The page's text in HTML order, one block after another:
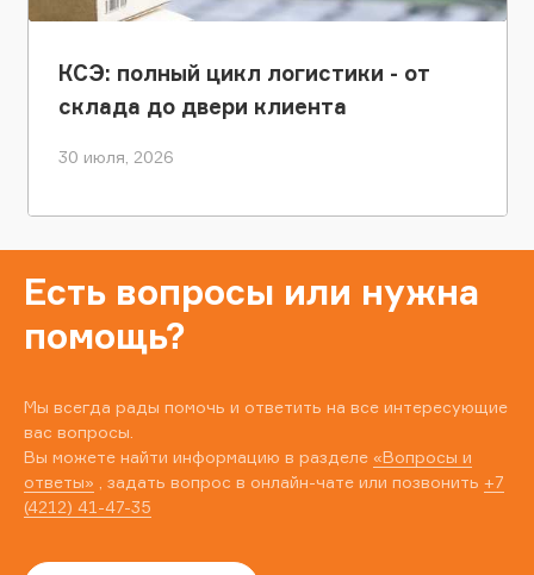
КСЭ: полный цикл логистики - от
склада до двери клиента
30 июля, 2026
Есть вопросы или нужна
помощь?
Мы всегда рады помочь и ответить на все интересующие
вас вопросы.
Вы можете найти информацию в разделе «Вопросы и
ответы» , задать вопрос в онлайн-чате или позвонить +7
(4212) 41-47-35